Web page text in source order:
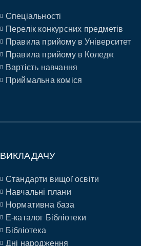
Спеціальності
Перелік конкурсних предметів
Правила прийому в Університет
Правила прийому в Коледж
Вартість навчання
Приймальна коміся
ВИКЛАДАЧУ
Стандарти вищої освіти
Навчальні плани
Нормативна база
E-каталог Бібліотеки
Бібліотека
Дні народження